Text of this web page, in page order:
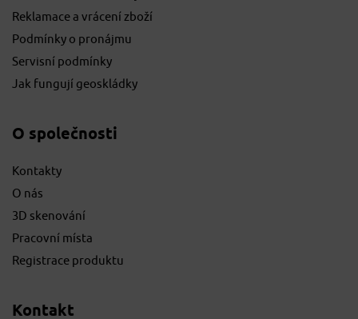
Reklamace a vrácení zboží
Podmínky o pronájmu
Servisní podmínky
Jak fungují geoskládky
O společnosti
Kontakty
O nás
3D skenování
Pracovní místa
Registrace produktu
Kontakt